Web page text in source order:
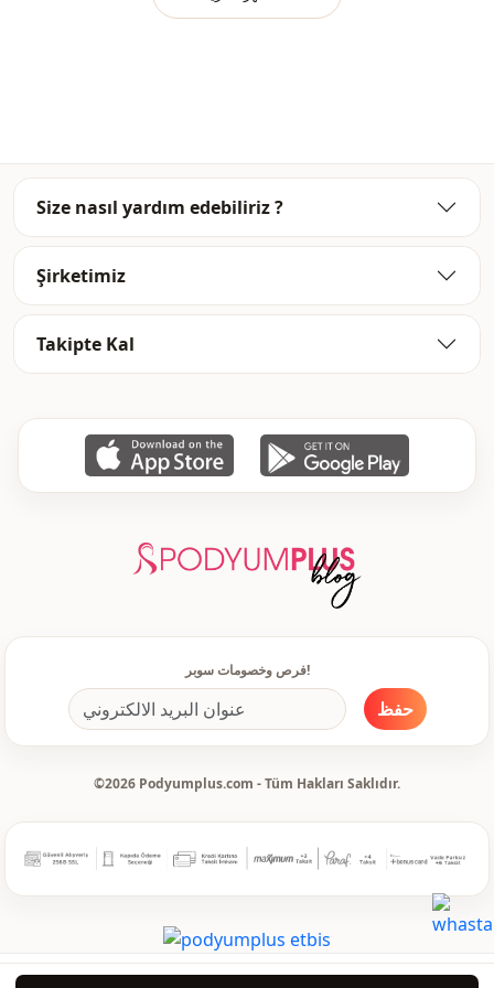
Size nasıl yardım edebiliriz ?
Şirketimiz
Takipte Kal
فرص وخصومات سوبر!
حفظ
©2026 Podyumplus.com - Tüm Hakları Saklıdır.